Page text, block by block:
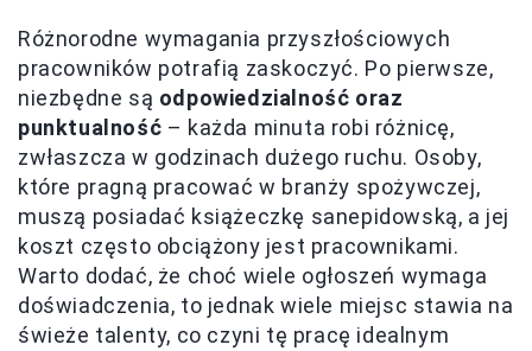
Różnorodne wymagania przyszłościowych
pracowników potrafią zaskoczyć. Po pierwsze,
niezbędne są odpowiedzialność oraz
punktualność – każda minuta robi różnicę,
zwłaszcza w godzinach dużego ruchu. Osoby,
które pragną pracować w branży spożywczej,
muszą posiadać książeczkę sanepidowską, a jej
koszt często obciążony jest pracownikami.
Warto dodać, że choć wiele ogłoszeń wymaga
doświadczenia, to jednak wiele miejsc stawia na
świeże talenty, co czyni tę pracę idealnym